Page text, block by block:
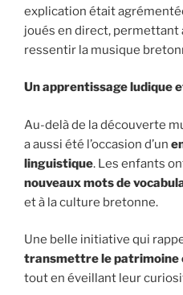
explication était
joués en direct, permettant
ressentir la musique
Un apprentissage ludique
Au-delà de la découverte
a aussi été l’occasion d’un
linguistique. Les enfants
nouveaux mots de
et à la culture bretonne.
Une belle initiative qui
transmettre le patrimoine
tout en éveillant leur